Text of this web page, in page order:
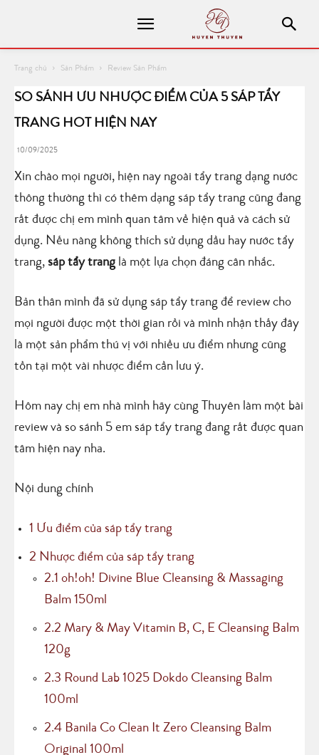
Trang chủ Sản Phẩm Review Sản Phẩm
SO SÁNH ƯU NHƯỢC ĐIỂM CỦA 5 SÁP TẨY
TRANG HOT HIỆN NAY
10/09/2025
Xin chào mọi người, hiện nay ngoài tẩy trang dạng nước
thông thường thì có thêm dạng sáp tẩy trang cũng đang
rất được chị em mình quan tâm về hiện quả và cách sử
dụng. Nếu nàng không thích sử dụng dầu hay nước tẩy
trang, sáp tẩy trang là một lựa chọn đáng cân nhắc.
Bản thân mình đã sử dụng sáp tẩy trang để review cho
mọi người được một thời gian rồi và mình nhận thấy đây
là một sản phẩm thú vị với nhiều ưu điểm nhưng cũng
tồn tại một vài nhược điểm cần lưu ý.
Hôm nay chị em nhà mình hãy cùng Thuyên làm một bài
review và so sánh 5 em sáp tẩy trang đang rất được quan
tâm hiện nay nha.
Nội dung chính
1 Ưu điểm của sáp tẩy trang
2 Nhược điểm của sáp tẩy trang
2.1 oh!oh! Divine Blue Cleansing & Massaging
Balm 150ml
2.2 Mary & May Vitamin B, C, E Cleansing Balm
120g
2.3 Round Lab 1025 Dokdo Cleansing Balm
100ml
2.4 Banila Co Clean It Zero Cleansing Balm
Original 100ml